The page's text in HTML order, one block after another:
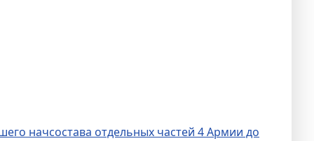
начсостава отдельных частей 4 Армии до